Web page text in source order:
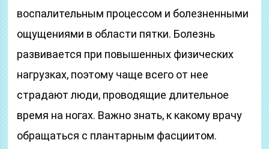
воспалительным процессом и болезненными
ощущениями в области пятки. Болезнь
развивается при повышенных физических
нагрузках, поэтому чаще всего от нее
страдают люди, проводящие длительное
время на ногах. Важно знать, к какому врачу
обращаться с плантарным фасциитом.